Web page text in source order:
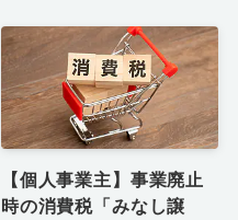
【個人事業主】事業廃止
時の消費税「みなし譲